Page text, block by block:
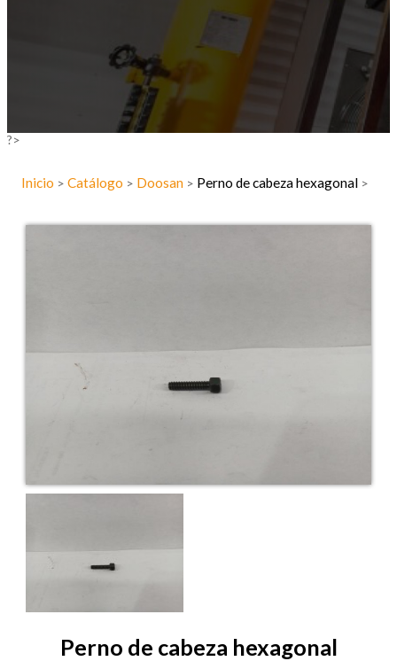
?>
Inicio > Catálogo > Doosan > Perno de cabeza hexagonal >
Perno de cabeza hexagonal